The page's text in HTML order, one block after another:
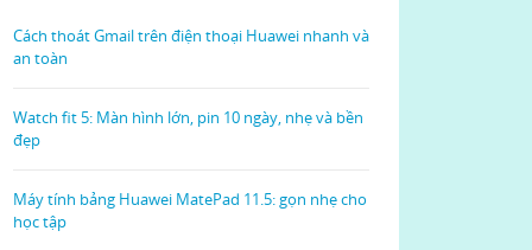
Cách thoát Gmail trên điện thoại Huawei nhanh và
an toàn
Watch fit 5: Màn hình lớn, pin 10 ngày, nhẹ và bền
đẹp
Máy tính bảng Huawei MatePad 11.5: gọn nhẹ cho
học tập